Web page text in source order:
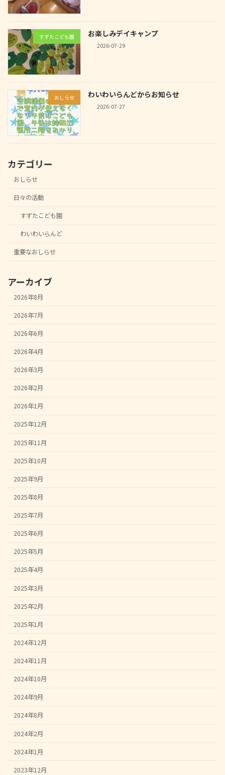
すずたこども園 お楽しみデイキャンプ
2026-07-29
おしらせ わいわいらんどからお知らせ
2026-07-27
カテゴリー
おしらせ
日々の活動
すずたこども園
わいわいらんど
重要なおしらせ
アーカイブ
2026年8月
2026年7月
2026年6月
2026年4月
2026年3月
2026年2月
2026年1月
2025年12月
2025年11月
2025年10月
2025年9月
2025年8月
2025年7月
2025年6月
2025年5月
2025年4月
2025年3月
2025年2月
2025年1月
2024年12月
2024年11月
2024年10月
2024年9月
2024年8月
2024年2月
2024年1月
2023年12月